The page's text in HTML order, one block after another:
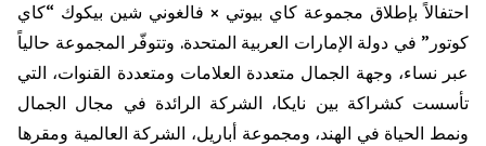
احتفالاً بإطلاق مجموعة كاي بيوتي × فالغوني شين بيكوك “كاي
كوتور ” في دولة الإمارات العربية المتحدة. وتتوفّر المجموعة حالياً
عبر نساء، وجهة الجمال متعددة العلامات ومتعددة القنوات، التي
تأسست كشراكة بين نايكا، الشركة الرائدة في مجال الجمال
ونمط الحياة في الهند، ومجموعة أباريل، الشركة العالمية ومقرها